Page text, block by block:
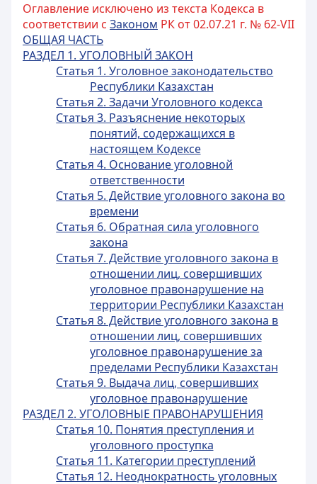
Оглавление исключено из текста Кодекса в
соответствии с Законом РК от 02.07.21 г. № 62-VII
ОБЩАЯ ЧАСТЬ
РАЗДЕЛ 1. УГОЛОВНЫЙ ЗАКОН
Статья 1. Уголовное законодательство
Республики Казахстан
Статья 2. Задачи Уголовного кодекса
Статья 3. Разъяснение некоторых
понятий, содержащихся в
настоящем Кодексе
Статья 4. Основание уголовной
ответственности
Статья 5. Действие уголовного закона во
времени
Статья 6. Обратная сила уголовного
закона
Статья 7. Действие уголовного закона в
отношении лиц, совершивших
уголовное правонарушение на
территории Республики Казахстан
Статья 8. Действие уголовного закона в
отношении лиц, совершивших
уголовное правонарушение за
пределами Республики Казахстан
Статья 9. Выдача лиц, совершивших
уголовное правонарушение
РАЗДЕЛ 2. УГОЛОВНЫЕ ПРАВОНАРУШЕНИЯ
Статья 10. Понятия преступления и
уголовного проступка
Статья 11. Категории преступлений
Статья 12. Неоднократность уголовных